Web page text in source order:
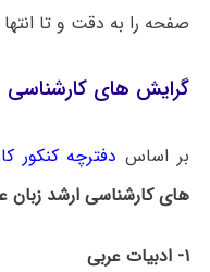
صفحه را به دقت و تا انتها
گرایش های
بر اساس دفترچه کنکور
های کارشناسی ارشد زبان
۱- ادبیات عربی